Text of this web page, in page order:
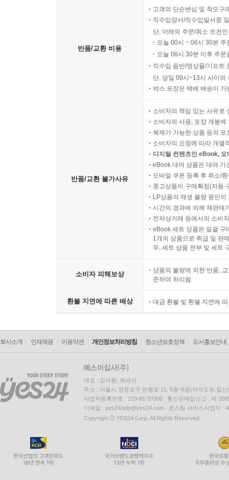
반품/교환 비용
고객의 단순변심 및 착오구
직수입양서/직수입일서중
단, 아래의 주문/취소 조건
오늘 00시 ~ 06시 30분
오늘 06시 30분 이후 주
직수입 음반/영상물/기프트
단, 당일 00시~13시 사이의
박스 포장은 택배 배송이
반품/교환 불가사유
소비자의 책임 있는 사유로
소비자의 사용, 포장 개봉
복제가 가능한 상품 등의
소비자의 요청에 따라 개별
디지털 컨텐츠인 eBook,
eBook 대여 상품은 대여 기
모바일 쿠폰 등록 후 취소/
중고상품이 구매확정(자동
LP상품의 재생 불량 원인
시간의 경과에 의해 재판매
전자상거래 등에서의 소비
eBook 세트 상품은 일괄 구
1개의 상품으로 취급 및 판
우, 세트 상품 전부 및 세트
소비자 피해보상
상품의 불량에 의한 반품,
준하여 처리됨
환불 지연에 따른 배상 대금 환불 및 환불 지연에
회사소개 인재채용 이용약관 개인정보처리방침 청소년보호정책 도서홍보안내
대표 : 김석환, 최세라
주소 : 서울시 영등포구 은행로 11, 5층~6층(여의도동,일신
사업자등록번호 : 229-81-37000 통신판매업신고 : 제
이메일 : yes24help@yes24.com 호스팅 서비스사업자 :
Copyright ⓒ YES24 Corp. All Rights Reserved.